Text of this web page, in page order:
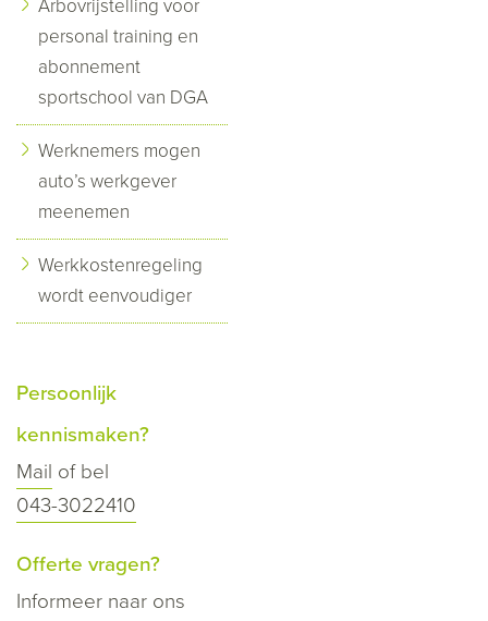
Arbovrijstelling voor
personal training en
abonnement
sportschool van DGA
Werknemers mogen
auto’s werkgever
meenemen
Werkkostenregeling
wordt eenvoudiger
Persoonlijk
kennismaken?
Mail of bel
043-3022410
Offerte vragen?
Informeer naar ons